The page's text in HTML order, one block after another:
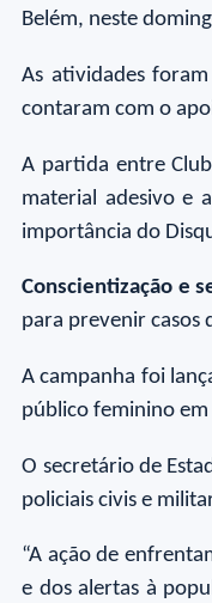
Belém, neste
As atividades
contaram com o
A partida entre
material adesivo e
importância do
Conscientização e
para prevenir casos
A campanha foi
público feminino
O secretário de
policiais civis e
“A ação de
e dos alertas à